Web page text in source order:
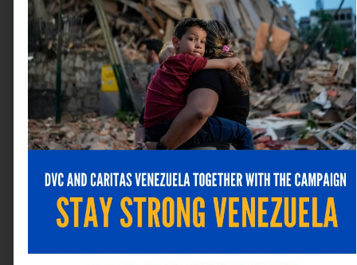
Guarda mi nombre, correo electrónico y web en este
navegador para la próxima vez que comente.
Alternative:
ANTERIOR SIGUIENTE
Última revista